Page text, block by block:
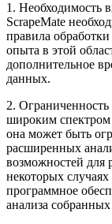
1. Необходимость
ScrapeMate
правила
опыта в этой
дополнительное
данных.
2.
широким спектром
она может быть
расширенных
возможностей
некоторых
программное
анализа